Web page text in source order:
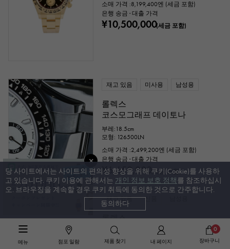
메뉴 점포 일람 제품 찾기 내 페이지
0
장바구니
소매 가격 :8,199,400엔 (세금 포함)
은행 송금 · 대출 가격
¥10,500,000(세금 포함)
재고 있음 미사용 남성용
롤렉스
코스모그래프 데이토나
부레:18.5cm
모형: 126500LN
소매 가격 :2,499,200엔 (세금 포함)
은행 송금 · 대출 가격
¥6,650,000(세금 포함)
재고 있음 신품
롤렉스
코스모그래프 데이토나
모형: 126518LN
당 사이트에서는 사이트의 편의성 향상을 위해 쿠키(Cookie)를 사용하
고 있습니다. 쿠키 이용에 관해서는 개인 정보 보호 정책를 참조하십시
오. 브라우징을 계속할 경우 쿠키 취득에 동의한 것으로 간주합니다.
동의하다